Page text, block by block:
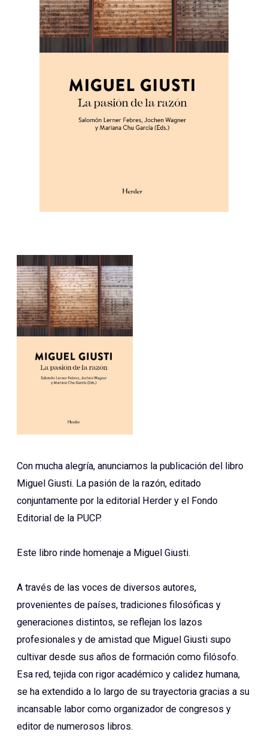
Con mucha alegría, anunciamos la publicación del libro
Miguel Giusti. La pasión de la razón, editado
conjuntamente por la editorial Herder y el Fondo
Editorial de la PUCP.
Este libro rinde homenaje a Miguel Giusti.
A través de las voces de diversos autores,
provenientes de países, tradiciones filosóficas y
generaciones distintos, se reflejan los lazos
profesionales y de amistad que Miguel Giusti supo
cultivar desde sus años de formación como filósofo.
Esa red, tejida con rigor académico y calidez humana,
se ha extendido a lo largo de su trayectoria gracias a su
incansable labor como organizador de congresos y
editor de numerosos libros.